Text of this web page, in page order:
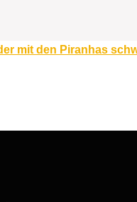
mit den Piranhas